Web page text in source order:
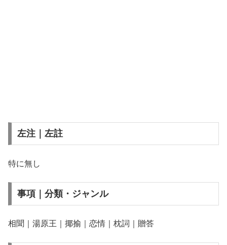
左注｜左註
特に無し
事項｜分類・ジャンル
相聞｜湯原王｜揶揄｜恋情｜枕詞｜贈答